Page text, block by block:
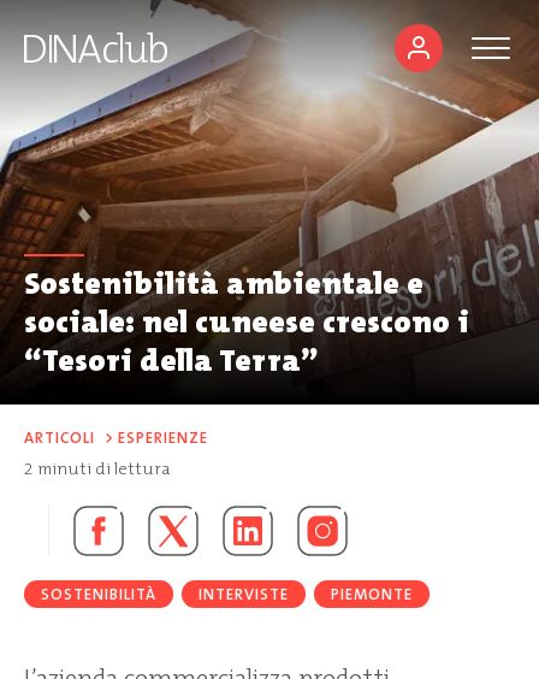
Sostenibilità ambientale e
sociale: nel cuneese crescono i
“Tesori della Terra”
ARTICOLI > ESPERIENZE
2 minuti di lettura
SOSTENIBILITÀ INTERVISTE PIEMONTE